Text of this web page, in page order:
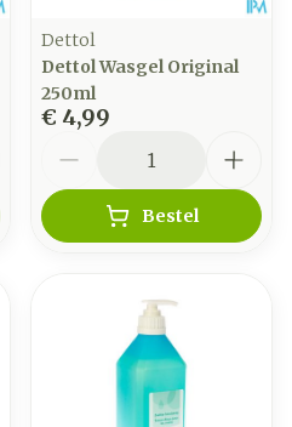
Dettol
Dettol Wasgel Original
250ml
€ 4,99
Bestel